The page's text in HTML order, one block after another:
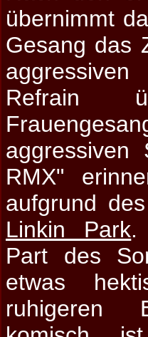
übernimmt
Gesang das
Refrain
aggressiven
RMX"
aufgrund
Linkin Park.
Part des
etwas
ruhigeren